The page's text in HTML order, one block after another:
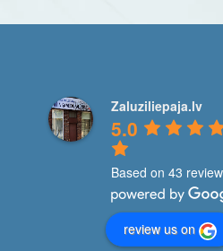
Zaluziliepaja.lv
5.0
Based on 43
review us on